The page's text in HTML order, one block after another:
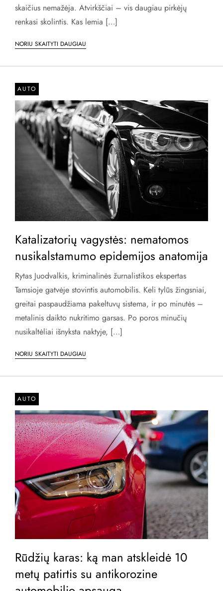
skaičius nemažėja. Atvirkščiai – vis daugiau pirkėjų
renkasi skolintis. Kas lemia […]
NORIU SKAITYTI DAUGIAU
AUTO
Katalizatorių vagystės: nematomos
nusikalstamumo epidemijos anatomija
Rytas Juodvalkis, kriminalinės žurnalistikos ekspertas
Tamsioje gatvėje stovintis automobilis. Keli tylūs žingsniai,
greitai paspaudžiama pakeltuvų sistema, ir po minutės –
metalinis daikto nukritimo garsas. Po poros minučių
nusikaltėliai išnyksta naktyje, […]
NORIU SKAITYTI DAUGIAU
AUTO
Rūdžių karas: ką man atskleidė 10
metų patirtis su antikorozine